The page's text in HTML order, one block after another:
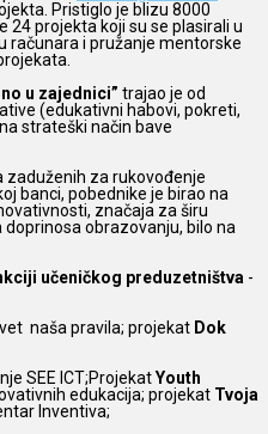
Pristiglo je blizu 8000
24 projekta koji su se plasirali u
računara i pružanje mentorske
u zajednici” trajao je od
(edukativni habovi, pokreti,
strateški način bave
zaduženih za rukovođenje
banci, pobednike je birao na
značaja za širu
obrazovanju, bilo na
učeničkog preduzetništva -
naša pravila; projekat Dok
SEE ICT;ProjekatYouth
edukacija; projekat Tvoja
Inventiva;